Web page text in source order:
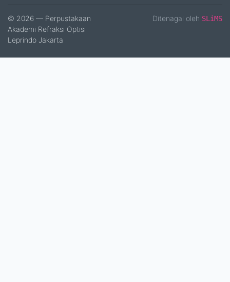
© 2026 — Perpustakaan
Akademi Refraksi Optisi
Leprindo Jakarta
Ditenagai oleh SLiMS